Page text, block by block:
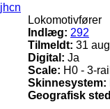
jhcn
Lokomotivfører
Indlæg: 292
Tilmeldt: 31
Digital: Ja
Scale: H0 - 3-rail
Skinnesystem:
Geografisk